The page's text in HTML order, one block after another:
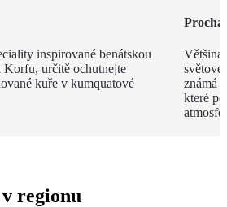
inspirované benátskou
určitě ochutnejte
kuře v kumquatové
Většina
známá
které
regionu